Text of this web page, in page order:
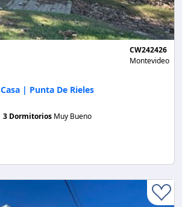
CW242426
Montevideo
Casa | Punta De Rieles
3 Dormitorios Muy Bueno